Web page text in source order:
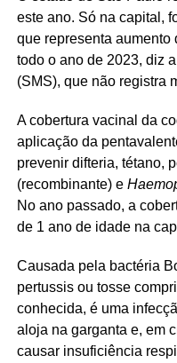
este ano. Só na capital,
que representa aumento
todo o ano de 2023, diz
(SMS), que não registra
A cobertura vacinal da
aplicação da
prevenir difteria, tétano,
(recombinante) e
No ano passado, a
de 1 ano de idade na
Causada pela bactéria
pertussis ou tosse
conhecida, é uma
aloja na garganta e, em
causar insuficiência